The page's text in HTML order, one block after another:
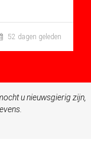
52 dagen geleden
u nieuwsgierig zijn,